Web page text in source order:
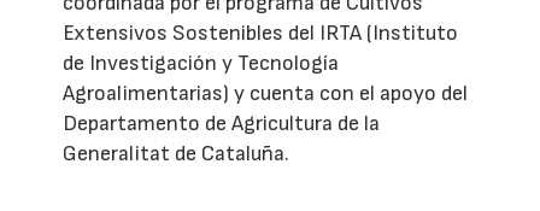
Extensivos Sostenibles del IRTA (Instituto
de Investigación y Tecnología
Agroalimentarias) y cuenta con el apoyo del
Departamento de Agricultura de la
Generalitat de Cataluña.